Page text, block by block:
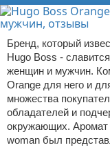
Бренд, который
Hugo Boss -
женщин и мужчин.
Orange для него и
множества
обладателей и
окружающих.
woman был